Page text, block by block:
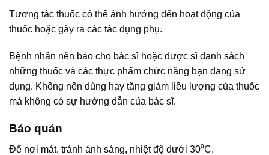
Tương tác thuốc có thể ảnh hưởng đến hoạt động của
thuốc hoặc gây ra các tác dụng phụ.
Bệnh nhân nên báo cho bác sĩ hoặc dược sĩ danh sách
những thuốc và các thực phẩm chức năng bạn đang sử
dụng. Không nên dùng hay tăng giảm liều lượng của thuốc
mà không có sự hướng dẫn của bác sĩ.
Bảo quản
Để nơi mát, tránh ánh sáng, nhiệt độ dưới 30⁰C.